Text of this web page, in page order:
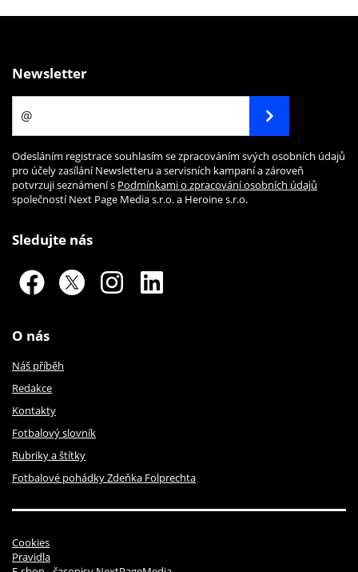
Newsletter
Odesláním registrace souhlasím se zpracováním svých osobních údajů
pro účely zasílání Newsletteru a servisních kampaní a zároveň
potvrzuji seznámení s Podmínkami o zpracování osobních údajů
společností Next Page Media s.r.o. a Heroine s.r.o.
Sledujte nás
O nás
Náš příběh
Redakce
Kontakty
Fotbalový slovník
Rubriky a štítky
Fotbalové pohádky Zdeňka Folprechta
Cookies
Pravidla